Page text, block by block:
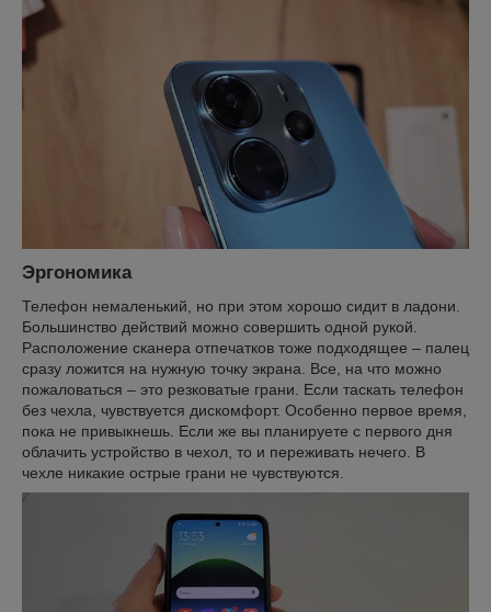
Эргономика
Телефон немаленький, но при этом хорошо сидит в ладони.
Большинство действий можно совершить одной рукой.
Расположение сканера отпечатков тоже подходящее – палец
сразу ложится на нужную точку экрана. Все, на что можно
пожаловаться – это резковатые грани. Если таскать телефон
без чехла, чувствуется дискомфорт. Особенно первое время,
пока не привыкнешь. Если же вы планируете с первого дня
облачить устройство в чехол, то и переживать нечего. В
чехле никакие острые грани не чувствуются.